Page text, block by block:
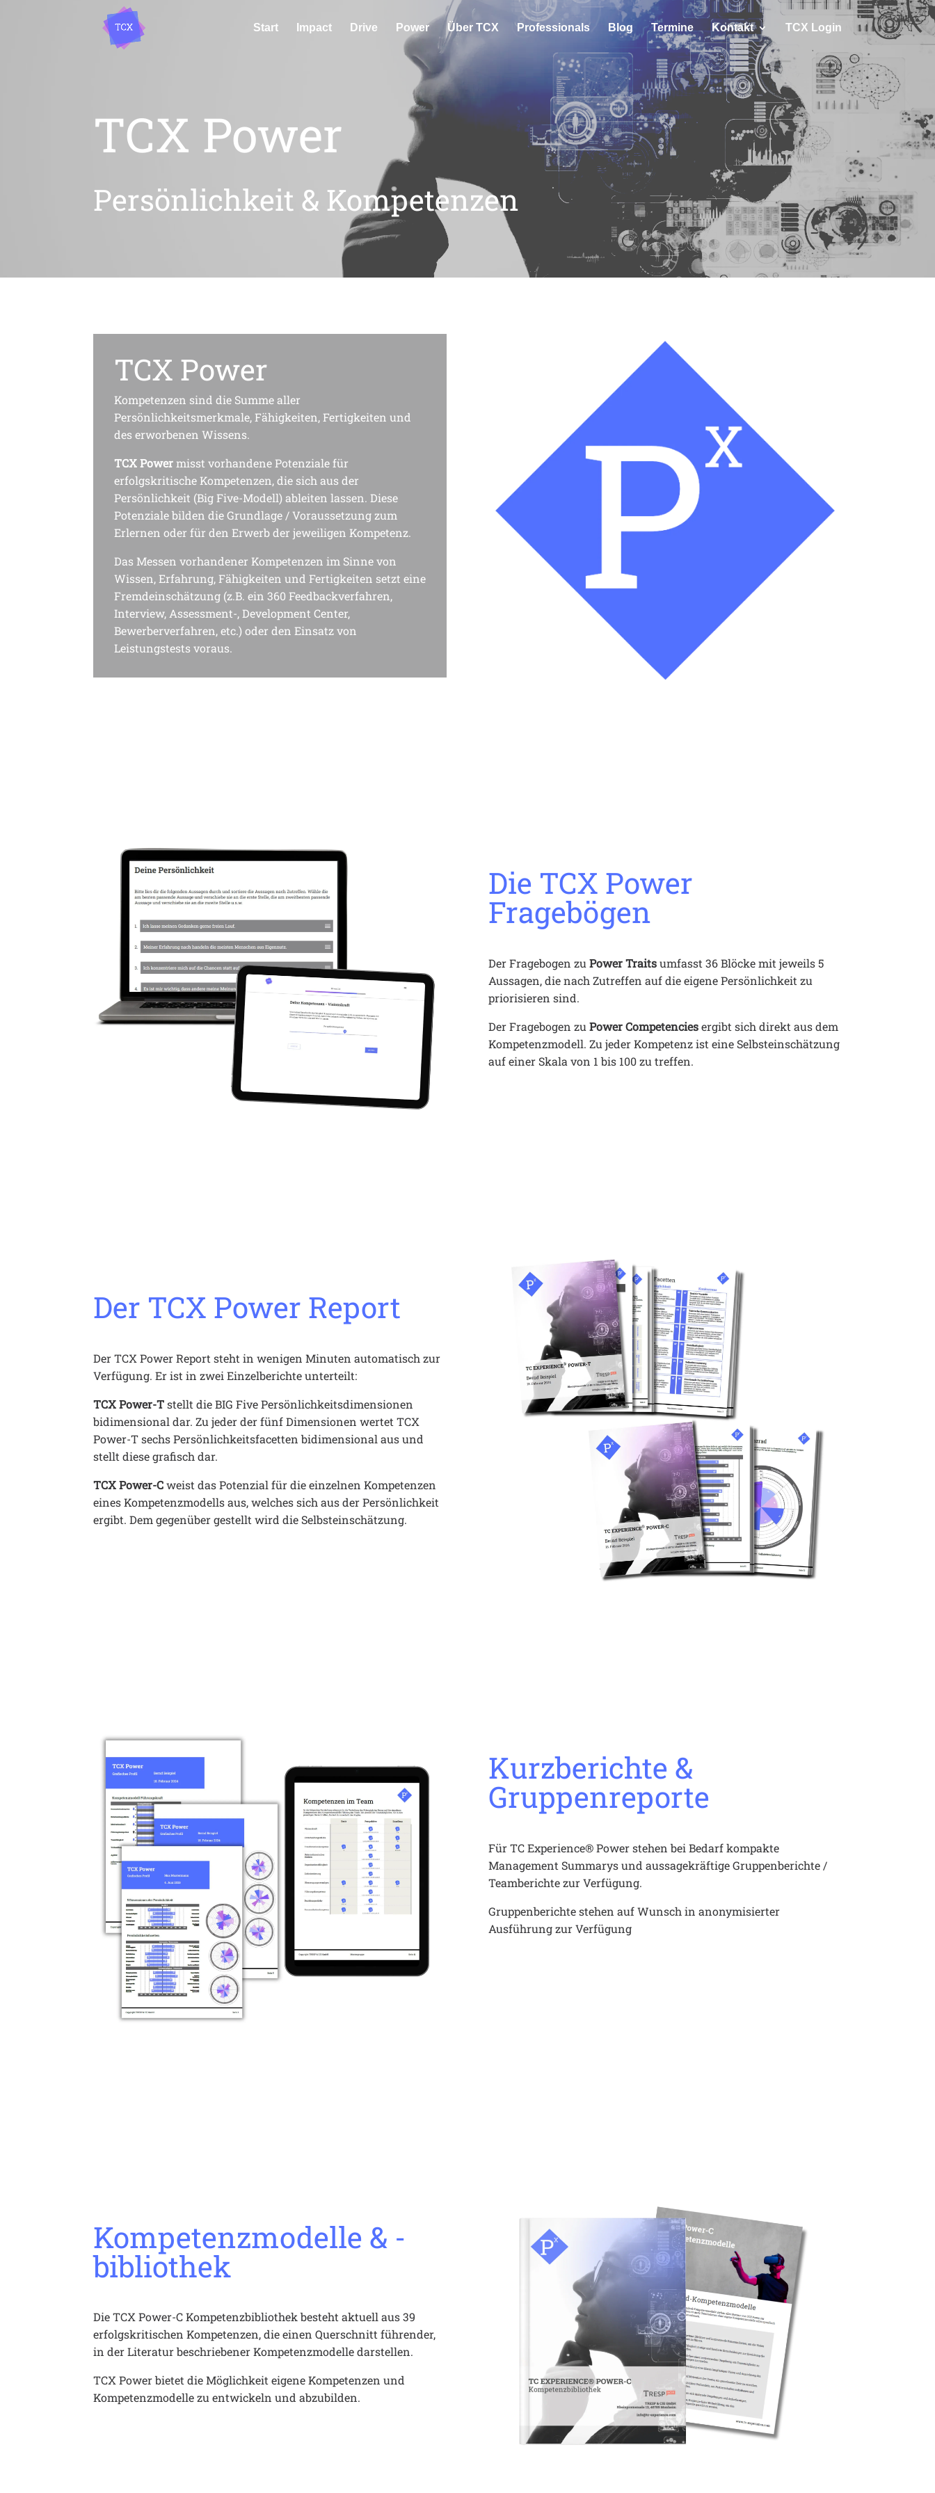
Start Impact Drive Power Über TCX Professionals Blog Termine Kontakt TCX Login
TCX Power
Persönlichkeit & Kompetenzen
TCX Power
Kompetenzen sind die Summe aller
Persönlichkeitsmerkmale, Fähigkeiten, Fertigkeiten und
des erworbenen Wissens.
TCX Power misst vorhandene Potenziale für
erfolgskritische Kompetenzen, die sich aus der
Persönlichkeit (Big Five-Modell) ableiten lassen. Diese
Potenziale bilden die Grundlage / Voraussetzung zum
Erlernen oder für den Erwerb der jeweiligen Kompetenz.
Das Messen vorhandener Kompetenzen im Sinne von
Wissen, Erfahrung, Fähigkeiten und Fertigkeiten setzt eine
Fremdeinschätzung (z.B. ein 360 Feedbackverfahren,
Interview, Assessment-, Development Center,
Bewerberverfahren, etc.) oder den Einsatz von
Leistungstests voraus.
Die TCX Power
Fragebögen
Der Fragebogen zu Power Traits umfasst 36 Blöcke mit jeweils 5
Aussagen, die nach Zutreffen auf die eigene Persönlichkeit zu
priorisieren sind.
Der Fragebogen zu Power Competencies ergibt sich direkt aus dem
Kompetenzmodell. Zu jeder Kompetenz ist eine Selbsteinschätzung
auf einer Skala von 1 bis 100 zu treffen.
Der TCX Power Report
Der TCX Power Report steht in wenigen Minuten automatisch zur
Verfügung. Er ist in zwei Einzelberichte unterteilt:
TCX Power-T stellt die BIG Five Persönlichkeitsdimensionen
bidimensional dar. Zu jeder der fünf Dimensionen wertet TCX
Power-T sechs Persönlichkeitsfacetten bidimensional aus und
stellt diese grafisch dar.
TCX Power-C weist das Potenzial für die einzelnen Kompetenzen
eines Kompetenzmodells aus, welches sich aus der Persönlichkeit
ergibt. Dem gegenüber gestellt wird die Selbsteinschätzung.
Kurzberichte &
Gruppenreporte
Für TC Experience® Power stehen bei Bedarf kompakte
Management Summarys und aussagekräftige Gruppenberichte /
Teamberichte zur Verfügung.
Gruppenberichte stehen auf Wunsch in anonymisierter
Ausführung zur Verfügung
Kompetenzmodelle & -
bibliothek
Die TCX Power-C Kompetenzbibliothek besteht aktuell aus 39
erfolgskritischen Kompetenzen, die einen Querschnitt führender,
in der Literatur beschriebener Kompetenzmodelle darstellen.
TCX Power bietet die Möglichkeit eigene Kompetenzen und
Kompetenzmodelle zu entwickeln und abzubilden.